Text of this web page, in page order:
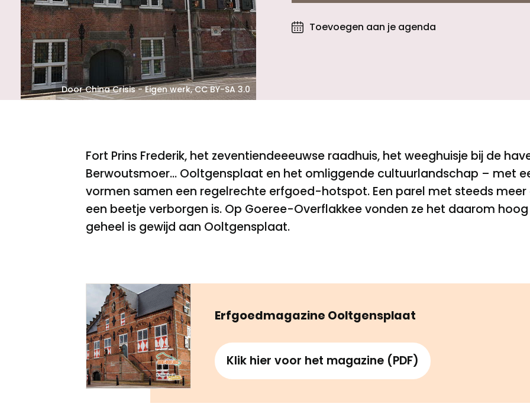
Meld een archeologische vondst
Nieuwsbrief
Toegankelijkheid
Nieuwsbrief
Voorwaarden
Privacyverklaring
Toevoegen aan je agenda
Door China Crisis - Eigen werk, CC BY-SA 3.0
Fort Prins Frederik, het zeventiendeeeuwse raadhuis, het weeghuisje bij de
Berwoutsmoer… Ooltgensplaat en het omliggende cultuurlandschap – met
vormen samen een regelrechte erfgoed-hotspot. Een parel met steeds meer
een beetje verborgen is. Op Goeree-Overflakkee vonden ze het daarom
geheel is gewijd aan Ooltgensplaat.
Erfgoedmagazine Ooltgensplaat
Klik hier voor het magazine (PDF)